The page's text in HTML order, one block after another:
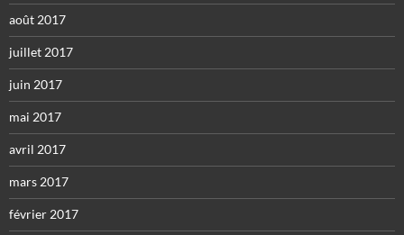
août 2017
juillet 2017
juin 2017
mai 2017
avril 2017
mars 2017
février 2017